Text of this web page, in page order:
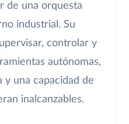
de una orquesta
industrial. Su
controlar y
autónomas,
y una capacidad de
inalcanzables.